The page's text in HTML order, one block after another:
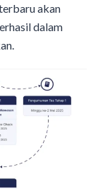
akan
dalam